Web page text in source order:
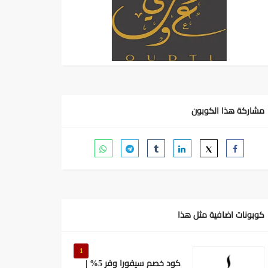
مشاركة هذا الكوبون
كوبونات اضافية مثل هذا
1
كود خصم سيفورا وفر 5% |